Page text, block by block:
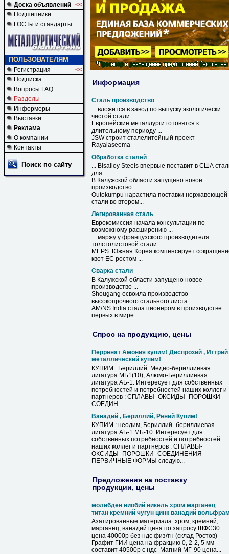
Доска объявлений <<
Подшипники
ГОСТы и стандарты
ПОЛЬЗОВАТЕЛЯМ
Регистрация
<<
Подписка
Вопросы FAQ
Разделы
Информеры
Выставки
Реклама
О компании
Контакты
Поиск по сайту
Информация
Сталь производство
... вложится в завод по выпуску экологически
чистой стали...
Европейские металлурги готовятся к
длительному периоду ...
JSW строит сталелитейный проект
Rayalaseema
Обработка сталей
... Bisalloy Steels впервые поставит в США
для...
В Калужской области запущено новое
производство ...
Outokumpu нарастила поставки нержавеющей
стали во втором...
Легированная сталь
Еврокомиссия начала консультации по
возможному расширению ...
... маржу у французского производителя
толстолистовой стали
MEPS: Южная Корея компенсирует
квот ЕС ростом ...
Сварка стали
В Калужской области запущено новое
производство ...
Shougang освоила производство
высокопрочного стального листа...
AM/NS India стала пионером в производстве
первых в мире...
Спрос на продукцию, цены
Перренат Амония купим! Диспрозий , Иттрий
металлический купим!
КУПИМ : Бериллий. Медно-бериллиевая
лигатура МБ1(10), Алюмо-Бериллиевая
лигатура АБ-1. Интересует для собственных
потребностей и потребностей наших коллег и
партнеров : СПЛАВЫ- ОКСИДЫ- ПОРОШКИ-
СОЕДИН...
Ванадий , Бериллий, Рений Купим!
КУПИМ : неодим, Бериллий.-бериллиевая
лигатура АБ-1 МБ-10. Интересует для
собственных потребностей и потребностей
наших коллег и партнеров : СПЛАВЫ-
ОКСИДЫ- ПОРОШКИ- СОЕДИНЕНИЯ-
ПЕРВИЧНЫЕ ФОРМЫ следую...
Предложения на поставку
продукции, цены
молибден ниобий никель хром марганец
титан кремний чугун цинк ванадий
Азатированные материала :хром, кремний,
марганец, ванадий цена по запросу ШФС30
цена 40000р без ндс физ/тн (склад Ростов)
Графит ГИИ цена на фракцию 0, 2-2, 5 мм
составит 40500р с ндс Магний МГ-90 цена...